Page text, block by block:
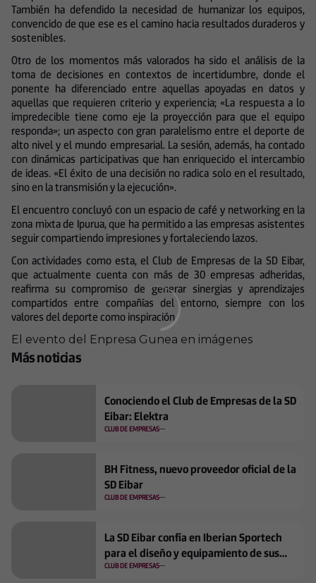
También ha defendido la necesidad de humanizar los equipos,
convencido de que ese es el camino hacia resultados duraderos y
sostenibles.
Otro de los momentos más valorados ha sido el análisis de la
toma de decisiones en contextos de incertidumbre, donde el
ponente ha diferenciado entre aquellas apoyadas en datos y
aquellas que requieren criterio y experiencia; «La respuesta a lo
impredecible tiene como eje la proyección para que el equipo
responda»; un aspecto con gran paralelismo entre el deporte de
alto nivel y el mundo empresarial. La sesión, además, ha contado
con dinámicas participativas que han enriquecido el intercambio
de ideas. «El éxito de una decisión no radica solo en el resultado,
sino en la transmisión y la ejecución».
El encuentro concluyó con un espacio de café y networking en la
zona mixta de Ipurua, que ha permitido a las empresas asistentes
seguir compartiendo impresiones y fortaleciendo lazos.
Con actividades como esta, el Club de Empresas de la SD Eibar,
que actualmente cuenta con más de 30 empresas adheridas,
reafirma su compromiso de generar sinergias y aprendizajes
compartidos entre compañías del entorno, siempre con los
valores del deporte como inspiración.
El evento del Enpresa Gunea en imágenes
Más noticias
Conociendo el Club de Empresas de la SD
Eibar: Elektra
CLUB DE EMPRESAS
BH Fitness, nuevo proveedor oficial de la
SD Eibar
CLUB DE EMPRESAS
La SD Eibar confía en Iberian Sportech
para el diseño y equipamiento de sus
nuevos espacios de entrenamiento
CLUB DE EMPRESAS